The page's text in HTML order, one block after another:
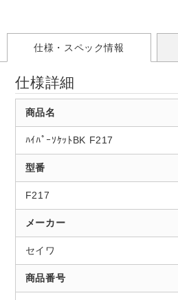
仕様・スペック情報
仕様詳細
商品名
ﾊｲﾊﾟｰｿｹｯﾄBK F217
型番
F217
メーカー
セイワ
商品番号